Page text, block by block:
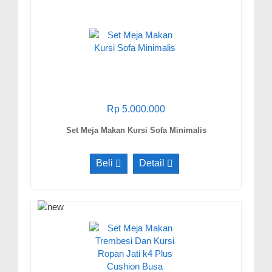
Rp 5.000.000
Set Meja Makan Kursi Sofa Minimalis
Beli Detail